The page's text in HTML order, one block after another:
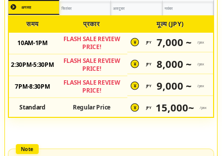
अगस्त सितंबर अक्टूबर नवंबर
समय प्रकार मूल्य (JPY)
10AM-1PM
FLASH SALE REVIEW
PRICE!
¥ JPY 7,000 ~ /pax
2:30PM-5:30PM
FLASH SALE REVIEW
PRICE!
¥ JPY 8,000 ~ /pax
7PM-8:30PM
FLASH SALE REVIEW
PRICE!
¥ JPY 9,000 ~ /pax
Standard Regular Price ¥ JPY 15,000~ /pax